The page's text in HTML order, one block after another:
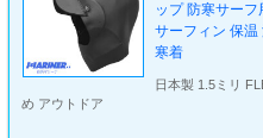
ップ 防寒サー
サーフィン 保温
寒着
日本製 1.5ミリ
め アウトドア